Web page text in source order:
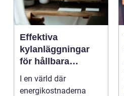
Effektiva
kylanläggningar
för hållbara
kommersiella
fastigheter
I en värld där
energikostnaderna